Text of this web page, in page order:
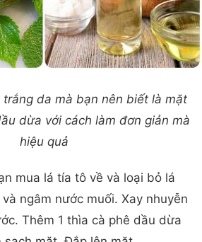
trắng da mà bạn nên biết là mặt
dừa với cách làm đơn giản mà
hiệu quả
mua lá tía tô về và loại bỏ lá
ngâm nước muối. Xay nhuyễn
Thêm 1 thìa cà phê dầu dừa